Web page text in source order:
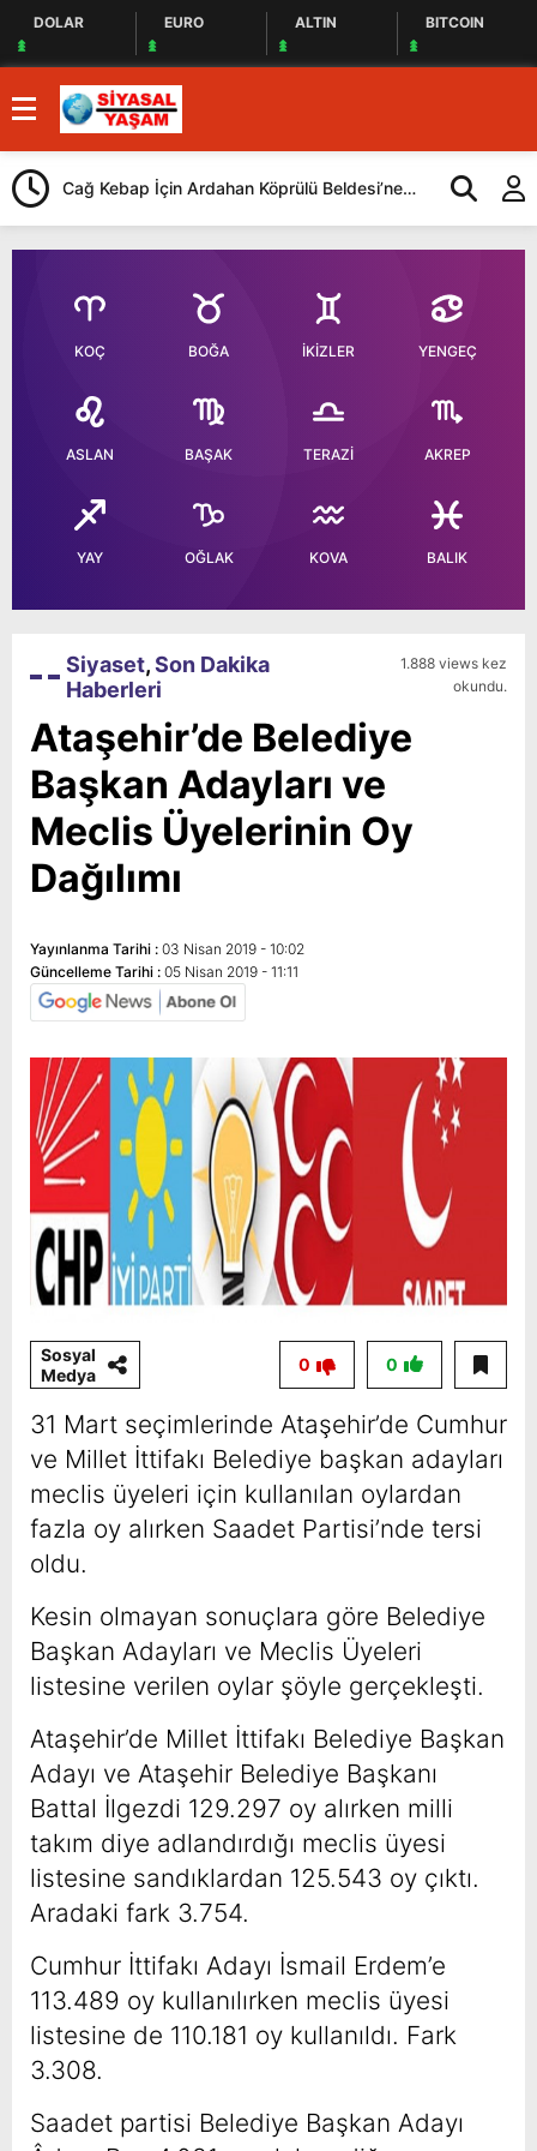
DOLAR EURO ALTIN BITCOIN
Cağ Kebap İçin Ardahan Köprülü Beldesi’ne
Geliyorlar
CHP,
Yaptı
KOÇ BOĞA İKİZLER YENGEÇ
ASLAN BAŞAK TERAZİ AKREP
YAY OĞLAK KOVA BALIK
Siyaset,Son Dakika
Haberleri
1.888 views kez
okundu.
Ataşehir’de Belediye
Başkan Adayları ve
Meclis Üyelerinin Oy
Dağılımı
Yayınlanma Tarihi : 03 Nisan 2019 - 10:02
Güncelleme Tarihi : 05 Nisan 2019 - 11:11
Sosyal
Medya
0
0
31 Mart seçimlerinde Ataşehir’de Cumhur
ve Millet İttifakı Belediye başkan adayları
meclis üyeleri için kullanılan oylardan
fazla oy alırken Saadet Partisi’nde tersi
oldu.
Kesin olmayan sonuçlara göre Belediye
Başkan Adayları ve Meclis Üyeleri
listesine verilen oylar şöyle gerçekleşti.
Ataşehir’de Millet İttifakı Belediye Başkan
Adayı ve Ataşehir Belediye Başkanı
Battal İlgezdi 129.297 oy alırken milli
takım diye adlandırdığı meclis üyesi
listesine sandıklardan 125.543 oy çıktı.
Aradaki fark 3.754.
Cumhur İttifakı Adayı İsmail Erdem’e
113.489 oy kullanılırken meclis üyesi
listesine de 110.181 oy kullanıldı. Fark
3.308.
Saadet partisi Belediye Başkan Adayı